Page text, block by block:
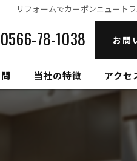
リフォームでカーボンニュート
0566-78-1038 お問
当社の特徴 アクセ